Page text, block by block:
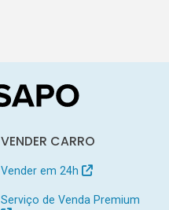
VENDER CARRO
Vender em 24h
Serviço de Venda Premium